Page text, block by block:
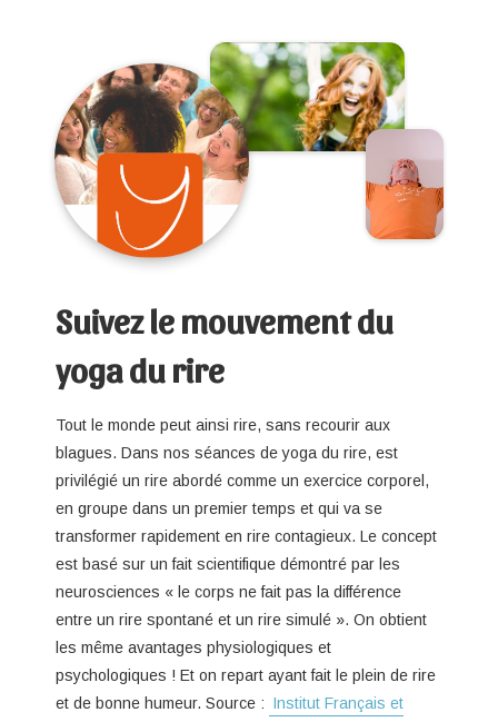
Suivez le mouvement du
yoga du rire
Tout le monde peut ainsi rire, sans recourir aux
blagues. Dans nos séances de yoga du rire, est
privilégié un rire abordé comme un exercice corporel,
en groupe dans un premier temps et qui va se
transformer rapidement en rire contagieux. Le concept
est basé sur un fait scientifique démontré par les
neurosciences « le corps ne fait pas la différence
entre un rire spontané et un rire simulé ». On obtient
les même avantages physiologiques et
psychologiques ! Et on repart ayant fait le plein de rire
et de bonne humeur. Source : Institut Français et